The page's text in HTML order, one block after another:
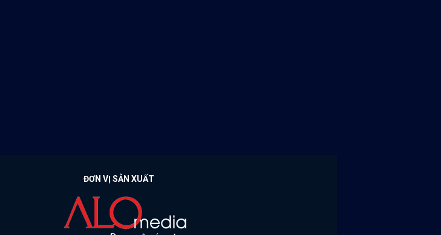
ĐƠN VỊ SẢN XUẤT